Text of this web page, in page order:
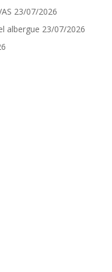
23/07/2026
albergue 23/07/2026